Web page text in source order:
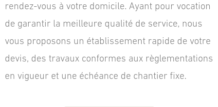
rendez-vous à votre domicile. Ayant pour vocation
de garantir la meilleure qualité de service, nous
vous proposons un établissement rapide de votre
devis, des travaux conformes aux règlementations
en vigueur et une échéance de chantier fixe.